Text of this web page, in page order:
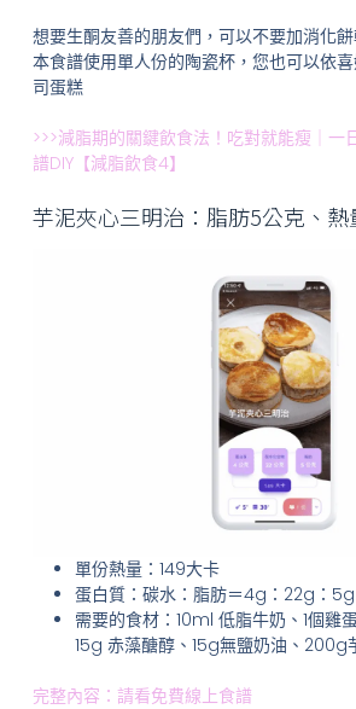
想要生酮友善的朋友們，可以不要加消化餅
本食譜使用單人份的陶瓷杯，您也可以依
司蛋糕
>>>減脂期的關鍵飲食法！吃對就能瘦｜一
譜DIY【減脂飲食4】
芋泥夾心三明治：脂肪5公克、熱
單份熱量：149大卡
蛋白質：碳水：脂肪＝4g：22g：5g
需要的食材：10ml 低脂牛奶、1個雞
15g 赤藻醣醇、15g無鹽奶油、200g
完整內容：請看免費線上食譜